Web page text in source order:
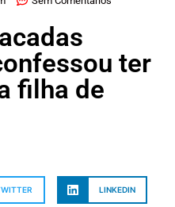
ter
filha de
LINKEDIN